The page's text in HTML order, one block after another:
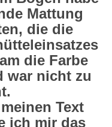
Mattung
die die
die Farbe
war nicht zu
Text
ich mir das